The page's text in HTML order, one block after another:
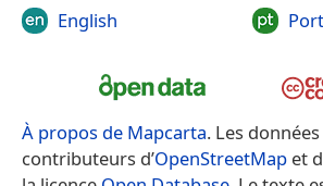
English
À propos de Mapcarta. Les
contributeurs d’OpenStreetMap et